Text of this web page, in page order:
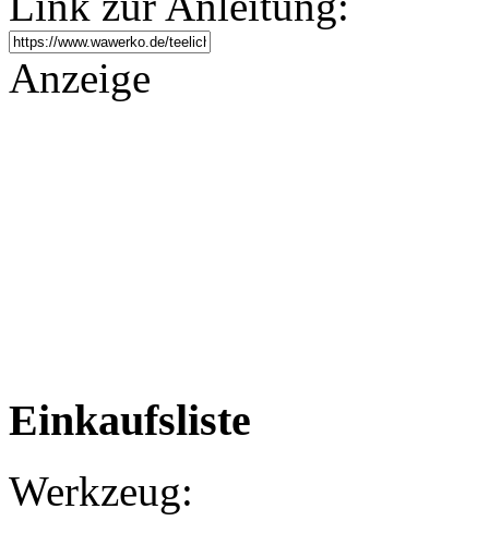
Anzeige
Einkaufsliste
Werkzeug: